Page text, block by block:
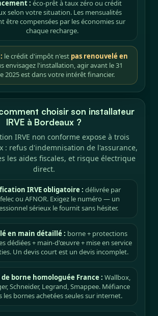
: éco-prêt à taux zéro ou crédit
selon votre situation. Les mensualités
être compensées par les économies sur
chaque recharge.
le crédit d'impôt n'est pas renouvelé en
envisagez l'installation, agir avant le 31
2025 est dans votre intérêt financier.
choisir son installateur
IRVE à Bordeaux ?
IRVE non conforme expose à trois
: refus d'indemnisation de l'assurance,
les aides fiscales, et risque électrique
direct.
IRVE obligatoire : délivrée par
ou AFNOR. Exigez le numéro — un
sérieux le fournit sans hésiter.
en main détaillé : borne + protections
dédiées + main-d'œuvre + mise en service
Un devis court est un devis incomplet.
borne homologuée France : Wallbox,
Schneider, Legrand, Smappee. Méfiance
les bornes achetées seules sur internet.